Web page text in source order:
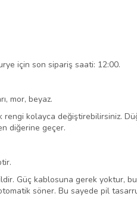
için son sipariş saati: 12:00.
mor, beyaz.
kolayca değiştirebilirsiniz.
diğerine geçer.
Güç kablosuna gerek yoktur,
söner. Bu sayede pil